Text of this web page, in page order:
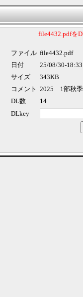
file4432.pdfを
ファイル file4432.pdf
日付
25/08/30-18:33
サイズ
343KB
コメント 2025 1部秋
DL数
14
DLkey